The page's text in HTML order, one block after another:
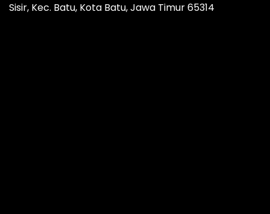
Sisir, Kec. Batu, Kota Batu, Jawa Timur 65314